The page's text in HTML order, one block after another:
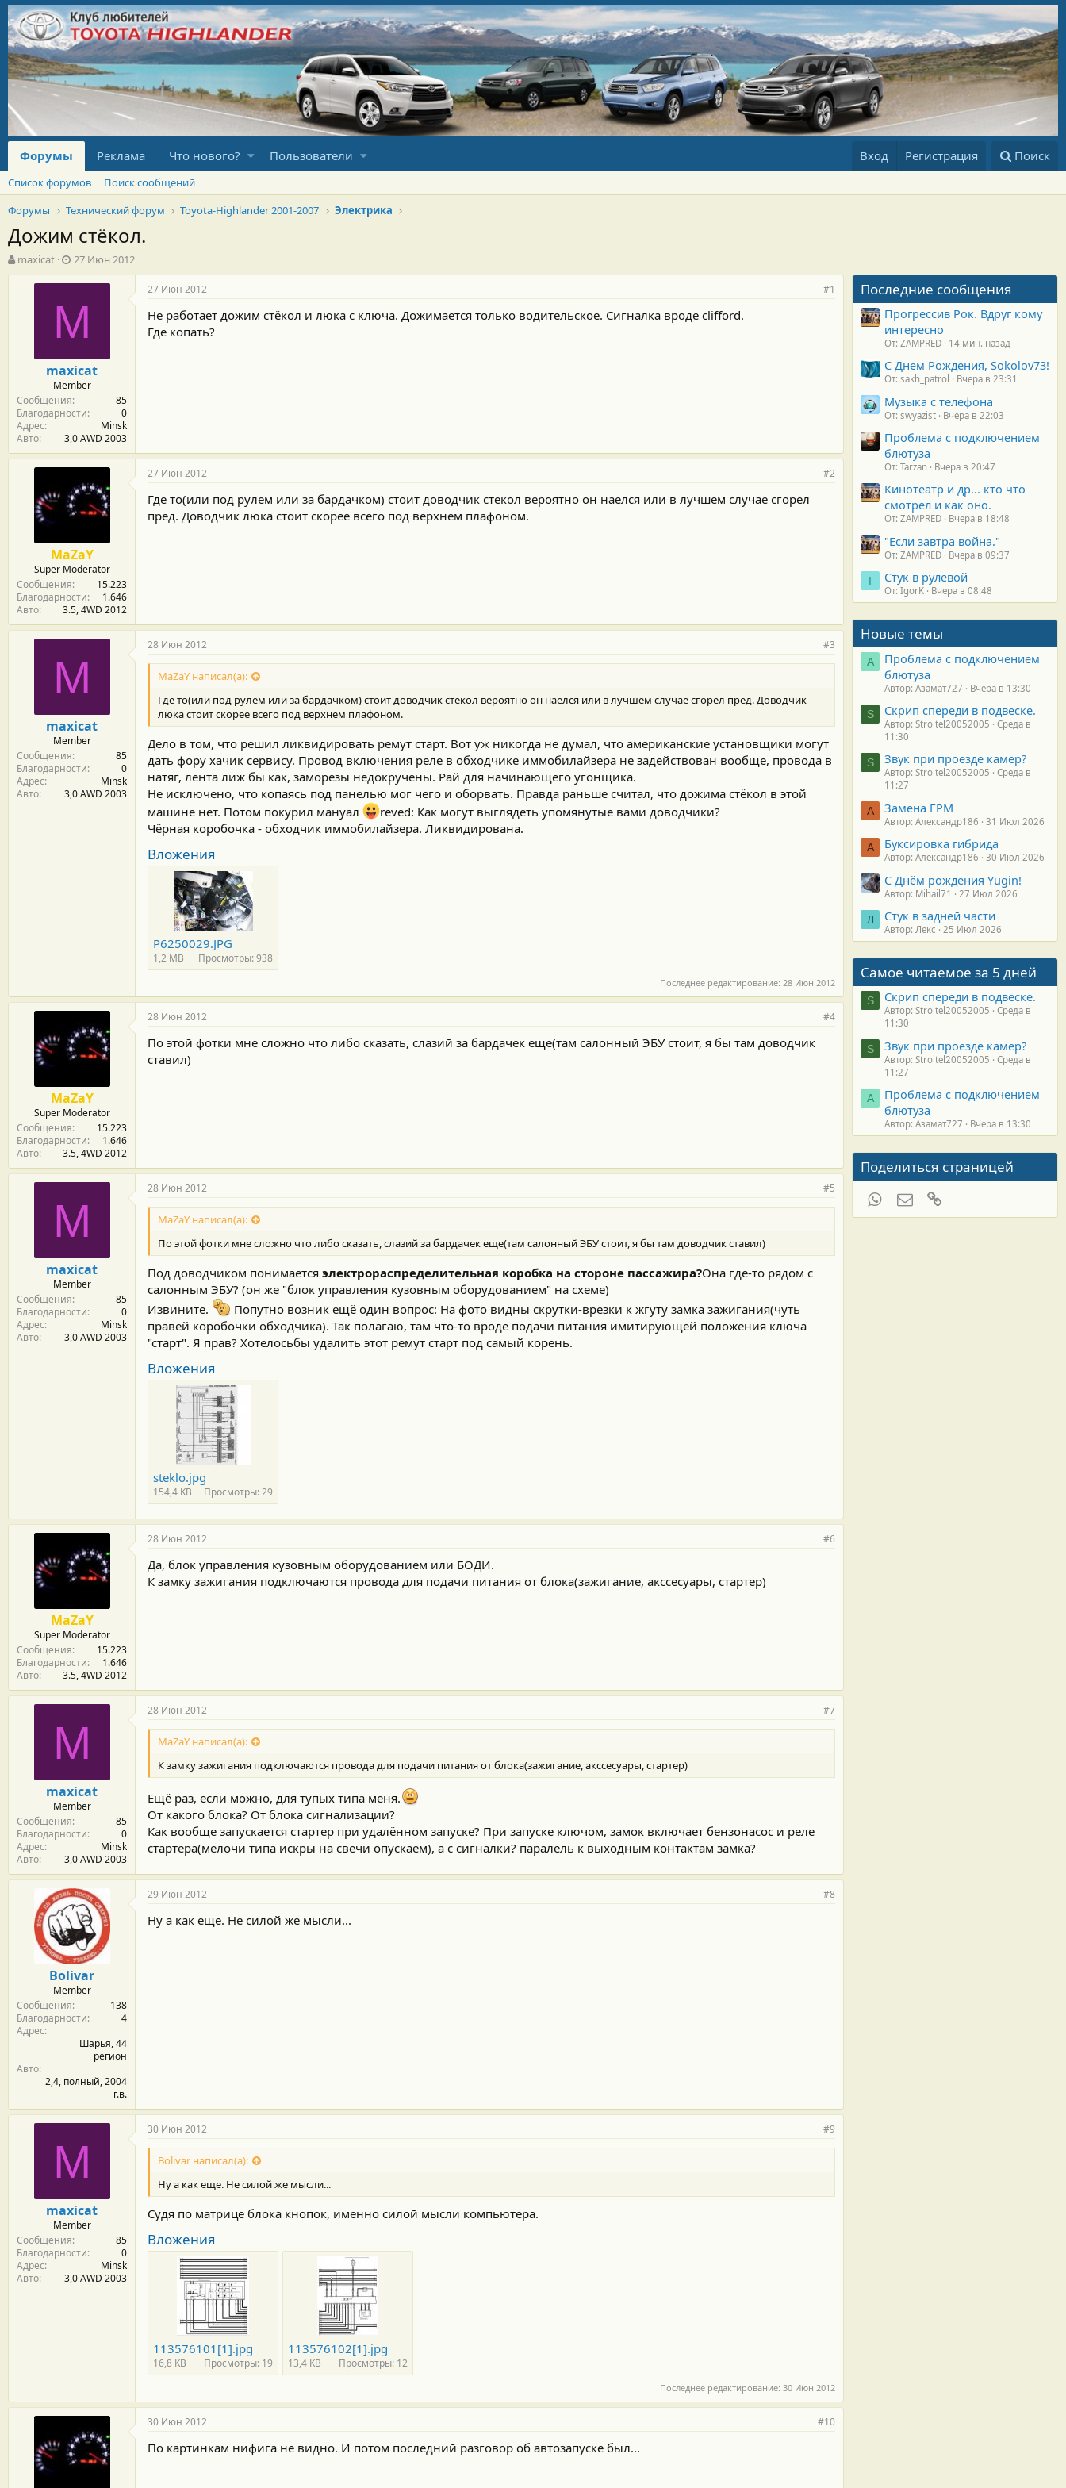
Форумы Реклама Что нового? Пользователи Вход Регистрация Поиск
Список форумов
Поиск сообщений
Форумы
Технический форум Toyota-Highlander 2001-2007 Электрика
Дожим стёкол.
А
в
maxicat
Д
а
т
н
а
а
л
а
27 Июн 2012
M
maxicat
Member
Сообщения
85
Благодарности
0
Адрес
Minsk
Авто
3,0 AWD 2003
27 Июн 2012 #1
Не работает дожим стёкол и люка с ключа. Дожимается только водительское. Сигналка вроде clifford.
Где копать?
MaZaY
Super Moderator
Сообщения
15.223
Благодарности
1.646
Авто
3.5, 4WD 2012
27 Июн 2012 #2
Где то(или под рулем или за бардачком) стоит доводчик стекол вероятно он наелся или в лучшем случае сгорел
пред. Доводчик люка стоит скорее всего под верхнем плафоном.
M
maxicat
Member
Сообщения
85
Благодарности
0
Адрес
Minsk
Авто
3,0 AWD 2003
28 Июн 2012 #3
MaZaY написал(а):
Где то(или под рулем или за бардачком) стоит доводчик стекол вероятно он наелся или в лучшем случае сгорел пред. Доводчик
люка стоит скорее всего под верхнем плафоном.
Дело в том, что решил ликвидировать ремут старт. Вот уж никогда не думал, что американские установщики могут
дать фору хачик сервису. Провод включения реле в обходчике иммобилайзера не задействован вообще, провода в
натяг, лента лиж бы как, заморезы недокручены. Рай для начинающего угонщика.
Не исключено, что копаясь под панелью мог чего и оборвать. Правда раньше считал, что дожима стёкол в этой
машине нет. Потом покурил мануал
reved: Как могут выглядеть упомянутые вами доводчики?
Чёрная коробочка - обходчик иммобилайзера. Ликвидирована.
Вложения
P6250029.JPG
1,2 MB Просмотры: 938
Последнее редактирование: 28 Июн 2012
MaZaY
Super Moderator
Сообщения
15.223
Благодарности
1.646
Авто
3.5, 4WD 2012
28 Июн 2012 #4
По этой фотки мне сложно что либо сказать, слазий за бардачек еще(там салонный ЭБУ стоит, я бы там доводчик
ставил)
M
maxicat
Member
Сообщения
85
Благодарности
0
Адрес
Minsk
Авто
3,0 AWD 2003
28 Июн 2012 #5
MaZaY написал(а):
По этой фотки мне сложно что либо сказать, слазий за бардачек еще(там салонный ЭБУ стоит, я бы там доводчик ставил)
Под доводчиком понимается электрораспределительная коробка на стороне пассажира?Она где-то рядом с
салонным ЭБУ? (он же "блок управления кузовным оборудованием" на схеме)
Извините.
Попутно возник ещё один вопрос: На фото видны скрутки-врезки к жгуту замка зажигания(чуть
правей коробочки обходчика). Так полагаю, там что-то вроде подачи питания имитирующей положения ключа
"старт". Я прав? Хотелосьбы удалить этот ремут старт под самый корень.
Вложения
steklo.jpg
154,4 KB Просмотры: 29
MaZaY
Super Moderator
Сообщения
15.223
Благодарности
1.646
Авто
3.5, 4WD 2012
28 Июн 2012 #6
Да, блок управления кузовным оборудованием или БОДИ.
К замку зажигания подключаются провода для подачи питания от блока(зажигание, акссесуары, стартер)
M
maxicat
Member
Сообщения
85
Благодарности
0
Адрес
Minsk
Авто
3,0 AWD 2003
28 Июн 2012 #7
MaZaY написал(а):
К замку зажигания подключаются провода для подачи питания от блока(зажигание, акссесуары, стартер)
Ещё раз, если можно, для тупых типа меня.
От какого блока? От блока сигнализации?
Как вообще запускается стартер при удалённом запуске? При запуске ключом, замок включает бензонасос и реле
стартера(мелочи типа искры на свечи опускаем), а с сигналки? паралель к выходным контактам замка?
Bolivar
Member
Сообщения
138
Благодарности
4
Адрес
Шарья, 44
регион
Авто
2,4, полный, 2004
г.в.
29 Июн 2012 #8
Ну а как еще. Не силой же мысли...
M
maxicat
Member
Сообщения
85
Благодарности
0
Адрес
Minsk
Авто
3,0 AWD 2003
30 Июн 2012 #9
Bolivar написал(а):
Ну а как еще. Не силой же мысли...
Судя по матрице блока кнопок, именно силой мысли компьютера.
Вложения
113576101[1].jpg
16,8 KB Просмотры: 19
113576102[1].jpg
13,4 KB Просмотры: 12
Последнее редактирование: 30 Июн 2012
30 Июн 2012 #10
По картинкам нифига не видно. И потом последний разговор об автозапуске был...
Последние сообщения
Прогрессив Рок. Вдруг кому
интересно
От: ZAMPRED 14 мин. назад
С Днем Рождения, Sokolov73!
От: sakh_patrol Вчера в 23:31
Музыка с телефона
От: swyazist Вчера в 22:03
Проблема с подключением
блютуза
От: Tarzan Вчера в 20:47
Кинотеатр и др... кто что
смотрел и как оно.
От: ZAMPRED Вчера в 18:48
"Если завтра война."
От: ZAMPRED Вчера в 09:37
I Стук в рулевой
От: IgorK Вчера в 08:48
Новые темы
А
Проблема с подключением
блютуза
Автор: Азамат727 Вчера в 13:30
S Скрип спереди в подвеске.
Автор: Stroitel20052005
Среда в
11:30
S Звук при проезде камер?
Автор: Stroitel20052005
Среда в
11:27
А Замена ГРМ
Автор: Александр186 31 Июл 2026
А Буксировка гибрида
Автор: Александр186 30 Июл 2026
С Днём рождения Yugin!
Автор: Mihail71 27 Июл 2026
Л Стук в задней части
Автор: Лекс 25 Июл 2026
Самое читаемое за 5 дней
S Скрип спереди в подвеске.
Автор: Stroitel20052005
Среда в
11:30
S Звук при проезде камер?
Автор: Stroitel20052005
Среда в
11:27
А
Проблема с подключением
блютуза
Автор: Азамат727 Вчера в 13:30
Поделиться страницей
WhatsAppЭлектронная почта